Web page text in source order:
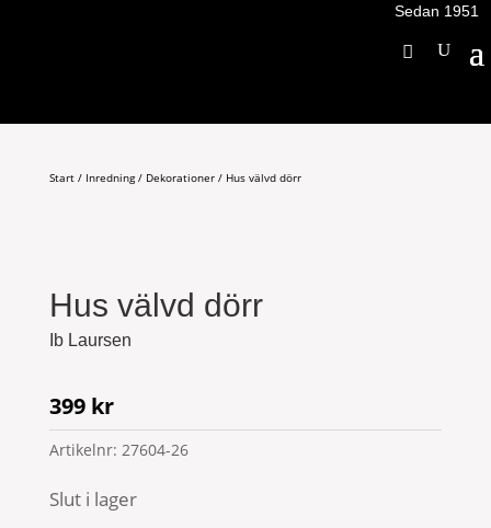
Sedan 1951
Start/ Inredning/ Dekorationer/ Hus välvd dörr
Hus välvd dörr
Ib Laursen
399 kr
Artikelnr: 27604-26
Slut i lager